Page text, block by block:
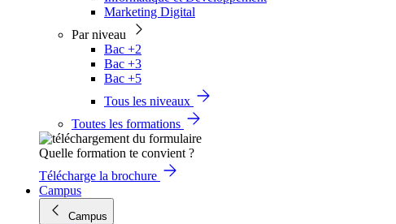
Marketing Digital
Par niveau
Bac +2
Bac +3
Bac +5
Tous les niveaux
Toutes les formations
Quelle formation te convient ?
Télécharge la brochure
Campus
Campus